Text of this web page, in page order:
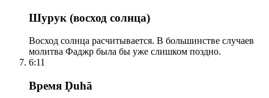
Шурук (восход солнца)
Восход солнца расчитывается. В большинстве случаев
молитва Фаджр была бы уже слишком поздно.
6:11
Время Ḍuhā